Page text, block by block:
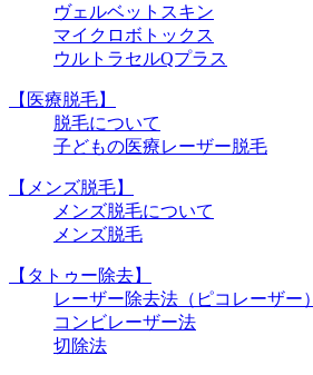
ヴェルベットスキン
マイクロボトックス
ウルトラセルQプラス
【医療脱毛】
脱毛について
子どもの医療レーザー脱毛
【メンズ脱毛】
メンズ脱毛について
メンズ脱毛
【タトゥー除去】
レーザー除去法（ピコレーザー）
コンビレーザー法
切除法